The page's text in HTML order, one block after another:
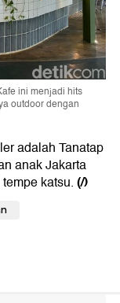
ini menjadi hits
outdoor dengan
adalah Tanatap
anak Jakarta
katsu.(/)